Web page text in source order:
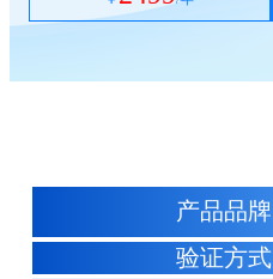
产品品牌
验证方式